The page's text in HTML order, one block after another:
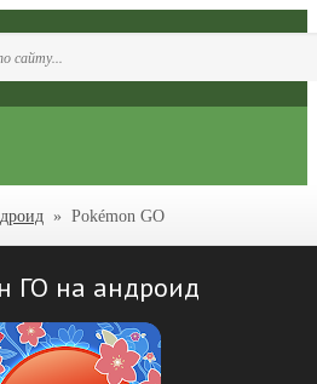
» Pokémon GO
ГО на андроид